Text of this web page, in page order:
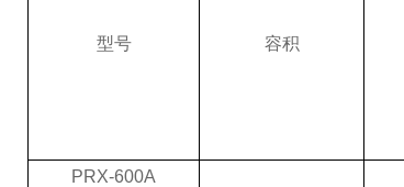
型号 容积
PRX-600A